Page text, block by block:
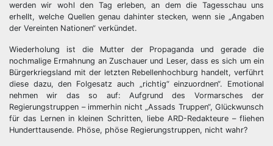
werden wir wohl den Tag erleben, an dem die Tagesschau uns
erhellt, welche Quellen genau dahinter stecken, wenn sie „Angaben
der Vereinten Nationen“ verkündet.
Wiederholung ist die Mutter der Propaganda und gerade die
nochmalige Ermahnung an Zuschauer und Leser, dass es sich um ein
Bürgerkriegsland mit der letzten Rebellenhochburg handelt, verführt
diese dazu, den Folgesatz auch „richtig“ einzuordnen“. Emotional
nehmen wir das so auf: Aufgrund des Vormarsches der
Regierungstruppen – immerhin nicht „Assads Truppen“, Glückwunsch
für das Lernen in kleinen Schritten, liebe ARD-Redakteure – fliehen
Hunderttausende. Phöse, phöse Regierungstruppen, nicht wahr?